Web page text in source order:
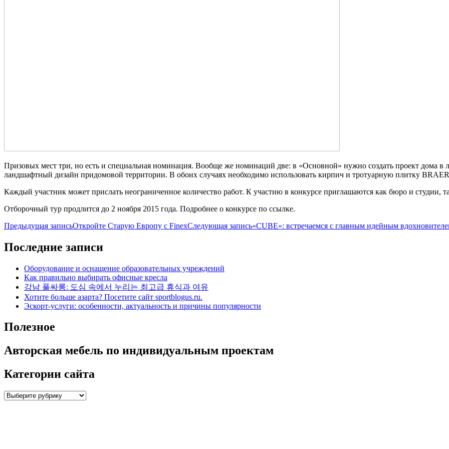
Призовых мест три, но есть и специальная номинация. Вообще же номинаций две: в «Основной» нужно создать проект дома
ландшафтный дизайн придомовой территории. В обоих случаях необходимо использовать кирпич и тротуарную плитку
Каждый участник может прислать неограниченное количество работ. К участию в конкурсе приглашаются как бюро и студии,
Отборочный тур продлится до 2 ноября 2015 года. Подробнее о конкурсе по ссылке.
Навигация
по
записям
Предыдущая записьОткройте Старую Европу с FinexСледующая запись«СUBE»: встречаемся с главным идейным
Последние записи
Оборудование и оснащение образовательных учреждений
Как правильно выбирать офисные кресла
강남 풀싸롱: 도심 속에서 누리는 최고급 휴식과 여유
Хотите больше азарта? Посетите сайт sportblogus.ru.
Эскорт-услуги: особенности, актуальность и причины популярности
Полезное
Авторская мебель по индивидуальным проектам
Категории сайта
Категории